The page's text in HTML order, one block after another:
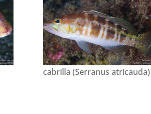
cabrilla (Serranus atricauda)